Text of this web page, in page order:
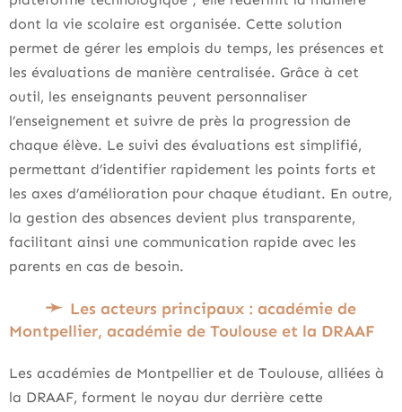
dont la vie scolaire est organisée. Cette solution
permet de gérer les emplois du temps, les présences et
les évaluations de manière centralisée. Grâce à cet
outil, les enseignants peuvent personnaliser
l’enseignement et suivre de près la progression de
chaque élève. Le suivi des évaluations est simplifié,
permettant d’identifier rapidement les points forts et
les axes d’amélioration pour chaque étudiant. En outre,
la gestion des absences devient plus transparente,
facilitant ainsi une communication rapide avec les
parents en cas de besoin.
Les acteurs principaux : académie de
Montpellier, académie de Toulouse et la DRAAF
Les académies de Montpellier et de Toulouse, alliées à
la DRAAF, forment le noyau dur derrière cette